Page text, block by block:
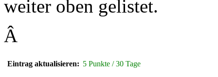
weiter oben gelistet.
Â
Eintrag aktualisieren: 5 Punkte / 30 Tage